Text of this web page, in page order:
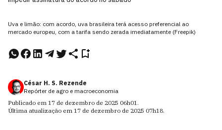
Uva e limão: com acordo, uva brasileira terá acesso preferencial ao
mercado europeu, com a tarifa sendo zerada imediatamente (Freepik)
César H. S. Rezende
Repórter de agro e macroeconomia
Publicado em 17 de dezembro de 2025 06h01.
Última atualização em 17 de dezembro de 2025 07h18.